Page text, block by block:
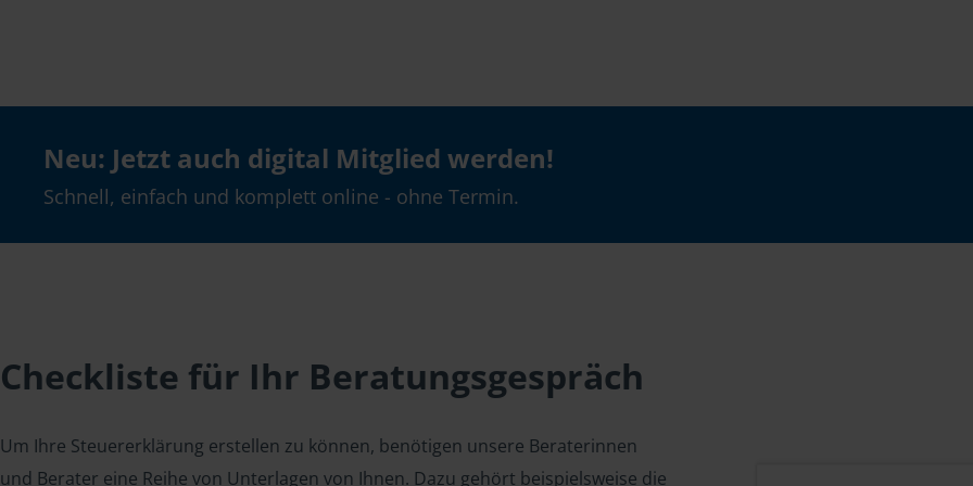
Neu: Jetzt auch digital Mitglied werden!
Schnell, einfach und komplett online - ohne Termin.
Checkliste für Ihr Beratungsgespräch
Um Ihre Steuererklärung erstellen zu können, benötigen unsere Beraterinnen
und Berater eine Reihe von Unterlagen von Ihnen. Dazu gehört beispielsweise die